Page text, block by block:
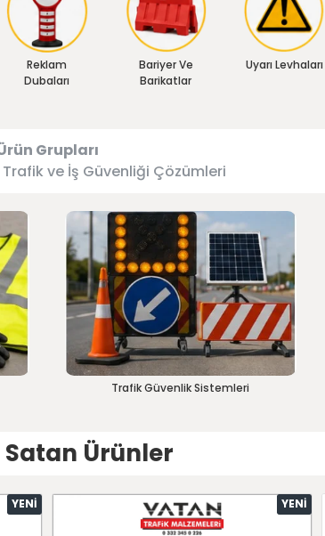
Reklam
Dubaları
Bariyer Ve
Barikatlar
Uyarı Levhaları
Grupları
Trafik ve İş Güvenliği Çözümleri
Trafik Güvenlik Sistemleri
Satan Ürünler
YENI YENI